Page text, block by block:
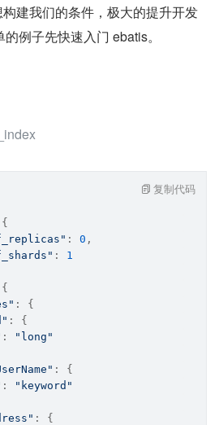
建我们的条件，极大的提升开发
例子先快速入门 ebatis。
: 0 ,
: 1
: {
: {
:
"long"
: {
:
"keyword"
: {
复制代码